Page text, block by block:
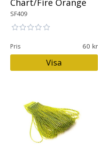
Chart/Fire Orange
SF409
Pris 60
Visa